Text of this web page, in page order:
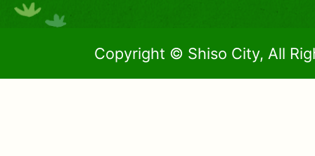
Copyright © Shiso City, All